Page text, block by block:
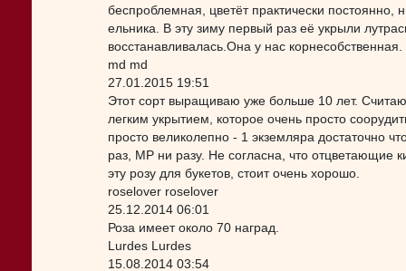
беспроблемная, цветёт практически
ельника. В эту зиму первый раз её укрыли
восстанавливалась.Она у нас
md md
27.01.2015 19:51
Этот сорт выращиваю уже больше 10 лет.
легким укрытием, которое очень просто
просто великолепно - 1 экземляра достаточно
раз, МР ни разу. Не согласна, что отцветающие
эту розу для букетов, стоит очень хорошо.
roselover roselover
25.12.2014 06:01
Роза имеет около 70 наград.
Lurdes Lurdes
15.08.2014 03:54